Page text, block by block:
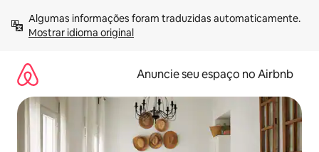
para
Mostrar idioma original
Anuncie seu espaço no Airbnb